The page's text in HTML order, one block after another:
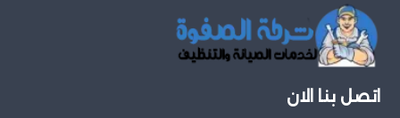
اتصل بنا الان